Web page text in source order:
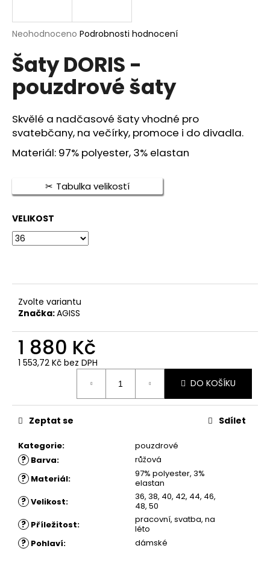
Průměrné
produktu
je
5
hvězdiček.
Neohodnoceno Podrobnosti hodnocení
Šaty DORIS -
pouzdrové šaty
Skvělé a nadčasové šaty vhodné pro
svatebčany, na večírky, promoce i do divadla.
Materiál: 97% polyester, 3% elastan
Tabulka velikostí
VELIKOST
Zvolte variantu
Značka:AGISS
1 880 Kč
1 553,72 Kč bez DPH
DO KOŠÍKU
Kategorie: pouzdrové
? Barva: růžová
? Materiál:
97% polyester, 3%
elastan
? Velikost:
36, 38, 40, 42, 44, 46,
48, 50
? Příležitost:
pracovní, svatba, na
léto
? Pohlaví: dámské
Zeptat se Sdílet
j
t
?
HLEDAT
D
p
o
r
u
e
e
LETNÍ
ŠATY
650
Kč